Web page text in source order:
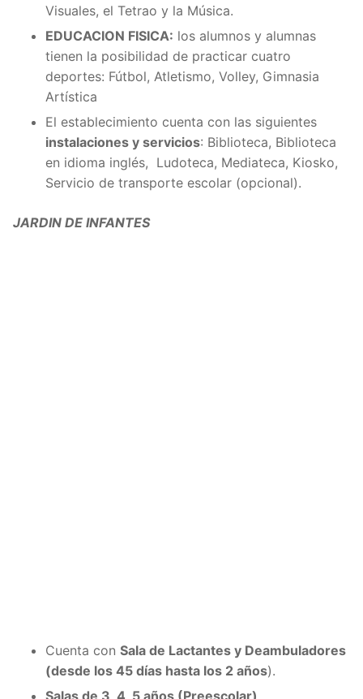
Visuales, el Tetrao y la Música.
EDUCACION FISICA: los alumnos y alumnas
tienen la posibilidad de practicar cuatro
deportes: Fútbol, Atletismo, Volley, Gimnasia
Artística
El establecimiento cuenta con las siguientes
instalaciones y servicios: Biblioteca, Biblioteca
en idioma inglés, Ludoteca, Mediateca, Kiosko,
Servicio de transporte escolar (opcional).
JARDIN DE INFANTES
Cuenta con Sala de Lactantes y Deambuladores
(desde los 45 días hasta los 2 años).